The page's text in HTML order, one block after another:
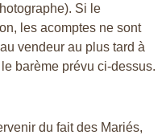
Si le
les acomptes ne sont
vendeur au plus tard à
barème prévu ci-dessus.
du fait des Mariés,